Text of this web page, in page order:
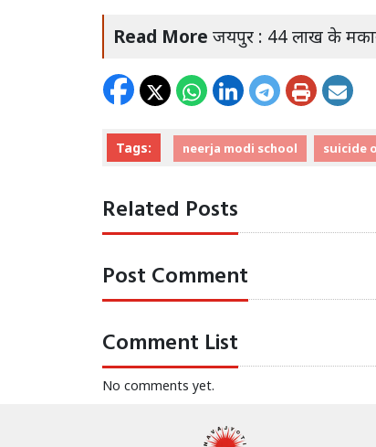
Read More जयपुर : 44 लाख के
Tags: neerja modi school suicide
Related Posts
Post Comment
Comment List
No comments yet.